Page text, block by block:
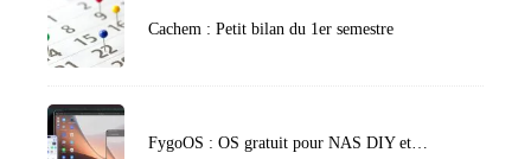
Cachem : Petit bilan du 1er semestre
FygoOS : OS gratuit pour NAS DIY et…